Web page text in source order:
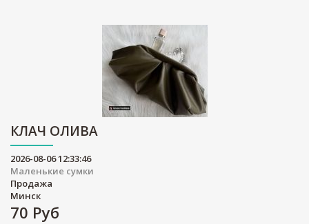
КЛАЧ ОЛИВА
2026-08-06 12:33:46
Маленькие сумки
Продажа
Минск
70 Руб